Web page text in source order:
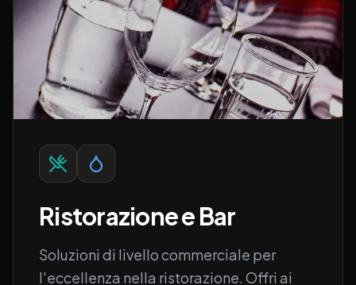
Ristorazione e Bar
Soluzioni di livello commerciale per
l'eccellenza nella ristorazione. Offri ai